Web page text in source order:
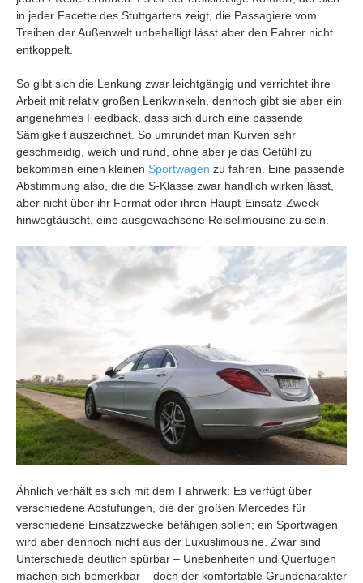
in jeder Facette des Stuttgarters zeigt, die Passagiere vom
Treiben der Außenwelt unbehelligt lässt aber den Fahrer nicht
entkoppelt.
So gibt sich die Lenkung zwar leichtgängig und verrichtet ihre
Arbeit mit relativ großen Lenkwinkeln, dennoch gibt sie aber ein
angenehmes Feedback, dass sich durch eine passende
Sämigkeit auszeichnet. So umrundet man Kurven sehr
geschmeidig, weich und rund, ohne aber je das Gefühl zu
bekommen einen kleinen Sportwagen zu fahren. Eine passende
Abstimmung also, die die S-Klasse zwar handlich wirken lässt,
aber nicht über ihr Format oder ihren Haupt-Einsatz-Zweck
hinwegtäuscht, eine ausgewachsene Reiselimousine zu sein.
Ähnlich verhält es sich mit dem Fahrwerk: Es verfügt über
verschiedene Abstufungen, die der großen Mercedes für
verschiedene Einsatzzwecke befähigen sollen; ein Sportwagen
wird aber dennoch nicht aus der Luxuslimousine. Zwar sind
Unterschiede deutlich spürbar – Unebenheiten und Querfugen
machen sich bemerkbar – doch der komfortable Grundcharakter